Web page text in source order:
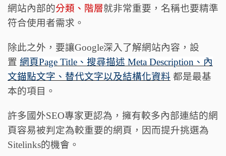
網站內部的分類、階層就非常重要，名稱也要精準
符合使用者需求。
除此之外，要讓Google深入了解網站內容，設
置 網頁Page Title、搜尋描述 Meta Description、內
文錨點文字、替代文字以及結構化資料 都是最基
本的項目。
許多國外SEO專家更認為，擁有較多內部連結的網
頁容易被判定為較重要的網頁，因而提升挑選為
Sitelinks的機會。